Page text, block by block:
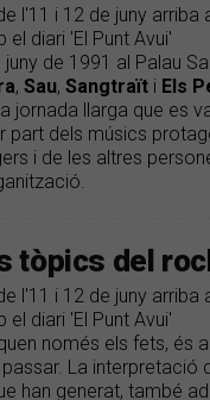
l'11 i 12 de juny arriba
el diari 'El Punt Avui'
de 1991 al Palau
, Sau, Sangtraït i Els
jornada llarga que es
part dels músics
i de les altres
tòpics del
l'11 i 12 de juny arriba
el diari 'El Punt Avui'
només els fets, és
La interpretació
han generat, també